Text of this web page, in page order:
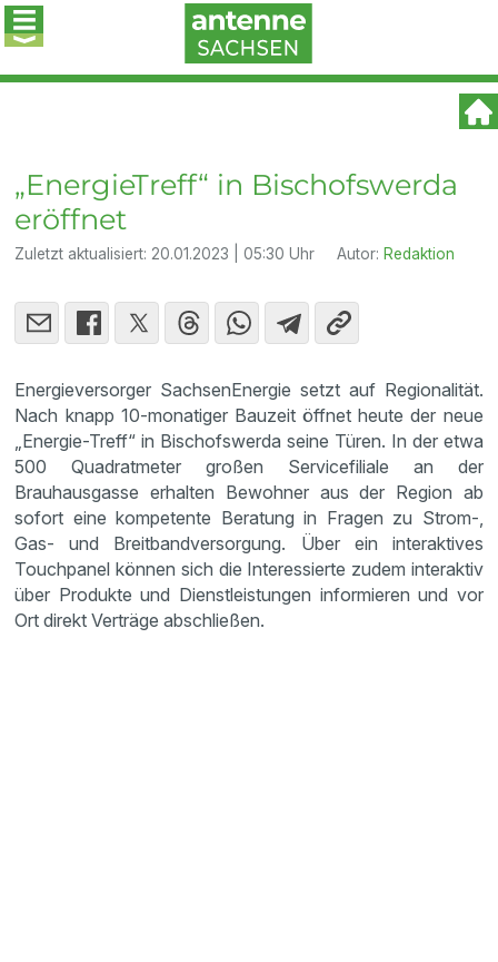
„EnergieTreff“ in Bischofswerda
eröffnet
Zuletzt aktualisiert: 20.01.2023 | 05:30 Uhr Autor: Redaktion
Energieversorger SachsenEnergie setzt auf Regionalität.
Nach knapp 10-monatiger Bauzeit öffnet heute der neue
„Energie-Treff“ in Bischofswerda seine Türen. In der etwa
500 Quadratmeter großen Servicefiliale an der
Brauhausgasse erhalten Bewohner aus der Region ab
sofort eine kompetente Beratung in Fragen zu Strom-,
Gas- und Breitbandversorgung. Über ein interaktives
Touchpanel können sich die Interessierte zudem interaktiv
über Produkte und Dienstleistungen informieren und vor
Ort direkt Verträge abschließen.